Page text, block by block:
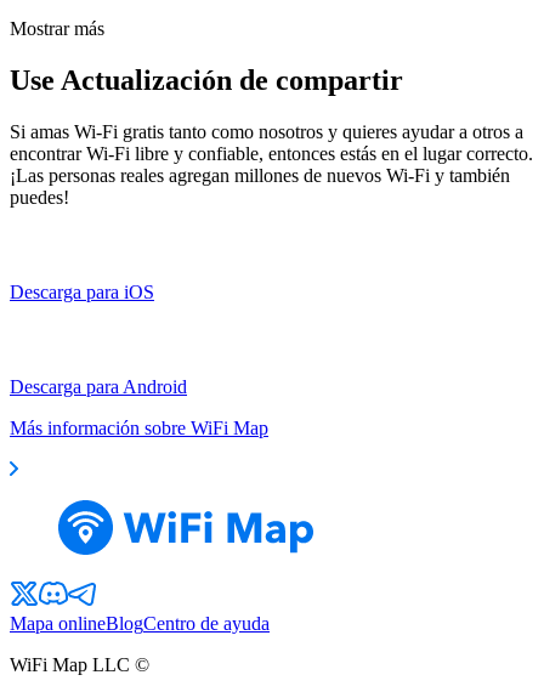
Mostrar más
Use Actualización de compartir
Si amas Wi-Fi gratis tanto como nosotros y quieres ayudar a otros a
encontrar Wi-Fi libre y confiable, entonces estás en el lugar correcto.
¡Las personas reales agregan millones de nuevos Wi-Fi y también
puedes!
Descarga para iOS
Descarga para Android
Más información sobre WiFi Map
Mapa onlineBlogCentro de ayuda
WiFi Map LLC ©